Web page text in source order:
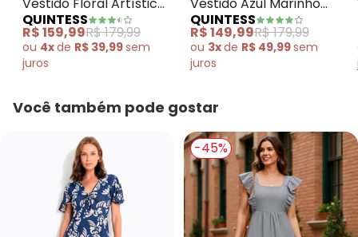
Vestido Floral Artístico
em Malha de Viscose
QUINTESS
R$ 159,99R$ 179,99
ou 4xde R$ 39,99sem
juros
Vestido Azul Marinho
em Viscose Plano
QUINTESS
R$ 149,99R$ 179,99
ou 3xde R$ 49,99sem
juros
Você também pode gostar
-45%